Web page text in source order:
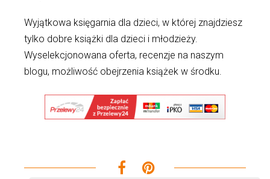
Wyjątkowa księgarnia dla dzieci, w której znajdziesz
tylko dobre książki dla dzieci i młodzieży.
Wyselekcjonowana oferta, recenzje na naszym
blogu, możliwość obejrzenia książek w środku.